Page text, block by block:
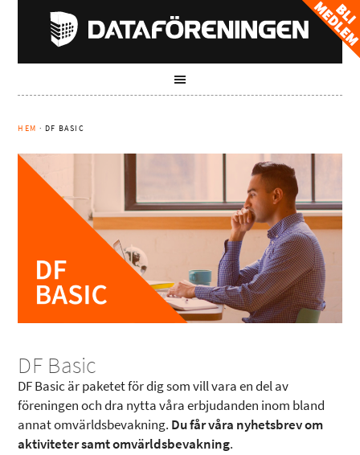
HEM · DF BASIC
DF Basic
DF Basic är paketet för dig som vill vara en del av
föreningen och dra nytta våra erbjudanden inom bland
annat omvärldsbevakning. Du får våra nyhetsbrev om
aktiviteter samt omvärldsbevakning.